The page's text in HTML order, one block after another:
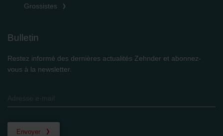
Grossistes
Bulletin
Restez informé des dernières actualités Zehnder et abonnez-
vous à la newsletter.
Envoyer